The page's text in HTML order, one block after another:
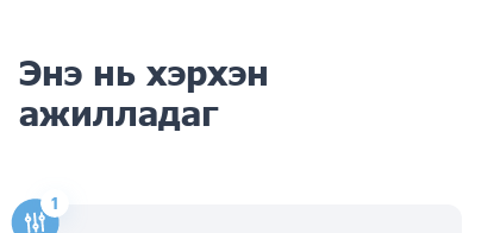
Энэ нь хэрхэн
ажилладаг